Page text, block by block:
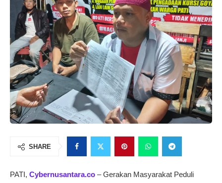
SHARE
PATI, Cybernusantara.co – Gerakan Masyarakat Peduli